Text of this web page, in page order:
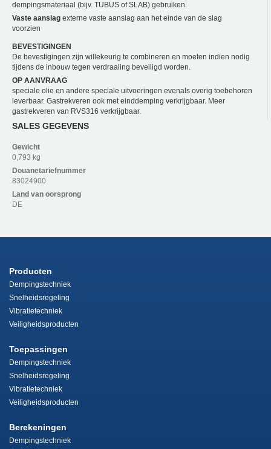
dempingsmateriaal (bijv. TUBUS of SLAB) gebruiken.
Vaste aanslag externe vaste aanslag aan het einde van de slag
voorzien
BEVESTIGINGEN
De bevestigingen zijn willekeurig te combineren en moeten indien nodig
tijdens de inbouw tegen verdraaiing beveiligd worden.
OP AANVRAAG
speciale olie en andere speciale uitvoeringen evenals overig toebehoren
leverbaar. Gastrekveren ook met einddemping verkrijgbaar. Meer
gastrekveren van RVS316 verkrijgbaar.
SALES GEGEVENS
Gewicht
0,793 kg
Douanetariefnummer
83024900
Land van oorsprong
DE
Producten
Dempingstechniek
Snelheidsregeling
Vibratietechniek
Veiligheidsproducten
Toepassingen
Dempingstechniek
Snelheidsregeling
Vibratietechniek
Veiligheidsproducten
Berekeningen
Dempingstechniek